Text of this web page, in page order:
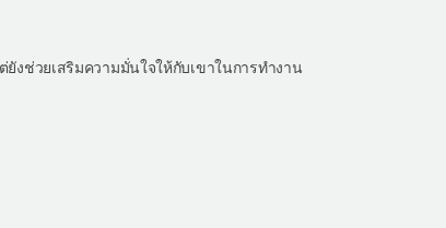
ช่วยเสริมความมั่นใจให้กับเขาในการทำงาน